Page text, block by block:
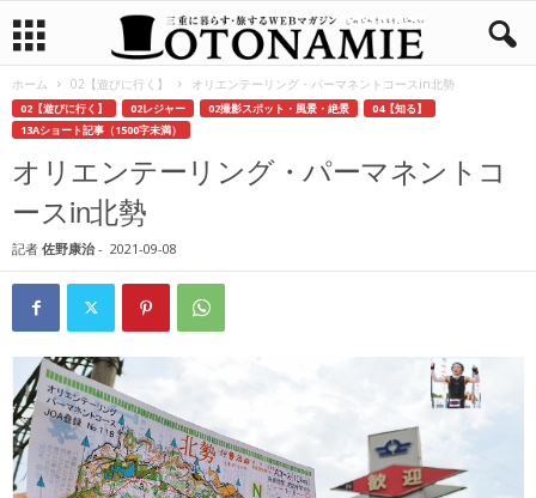
ホーム 02【遊びに行く】 オリエンテーリング・パーマネントコースin北勢
02【遊びに行く】 02レジャー 02撮影スポット・風景・絶景
04【知る】
13Aショート記事（1500字未満）
オリエンテーリング・パーマネントコ
ースin北勢
記者 佐野康治- 2021-09-08